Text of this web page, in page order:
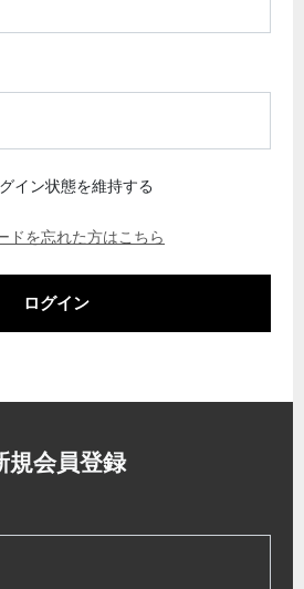
イン状態を維持する
ドを忘れた方はこちら
ログイン
規会員登録